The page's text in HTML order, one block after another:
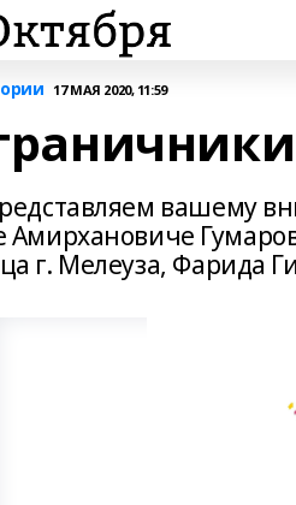
17 МАЯ 2020, 11:59
вашему
Амирхановиче
г. Мелеуза, Фарида